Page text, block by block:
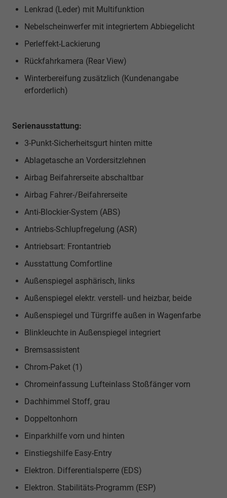
Lenkrad (Leder) mit Multifunktion
Nebelscheinwerfer mit integriertem Abbiegelicht
Perleffekt-Lackierung
Rückfahrkamera (Rear View)
Winterbereifung zusätzlich (Kundenangabe
erforderlich)
Serienausstattung:
3-Punkt-Sicherheitsgurt hinten mitte
Ablagetasche an Vordersitzlehnen
Airbag Beifahrerseite abschaltbar
Airbag Fahrer-/Beifahrerseite
Anti-Blockier-System (ABS)
Antriebs-Schlupfregelung (ASR)
Antriebsart: Frontantrieb
Ausstattung Comfortline
Außenspiegel asphärisch, links
Außenspiegel elektr. verstell- und heizbar, beide
Außenspiegel und Türgriffe außen in Wagenfarbe
Blinkleuchte in Außenspiegel integriert
Bremsassistent
Chrom-Paket (1)
Chromeinfassung Lufteinlass Stoßfänger vorn
Dachhimmel Stoff, grau
Doppeltonhorn
Einparkhilfe vorn und hinten
Einstiegshilfe Easy-Entry
Elektron. Differentialsperre (EDS)
Elektron. Stabilitäts-Programm (ESP)